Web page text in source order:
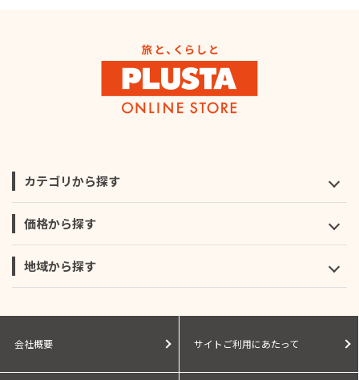
カテゴリから探す
価格から探す
地域から探す
会社概要 サイトご利用にあたって